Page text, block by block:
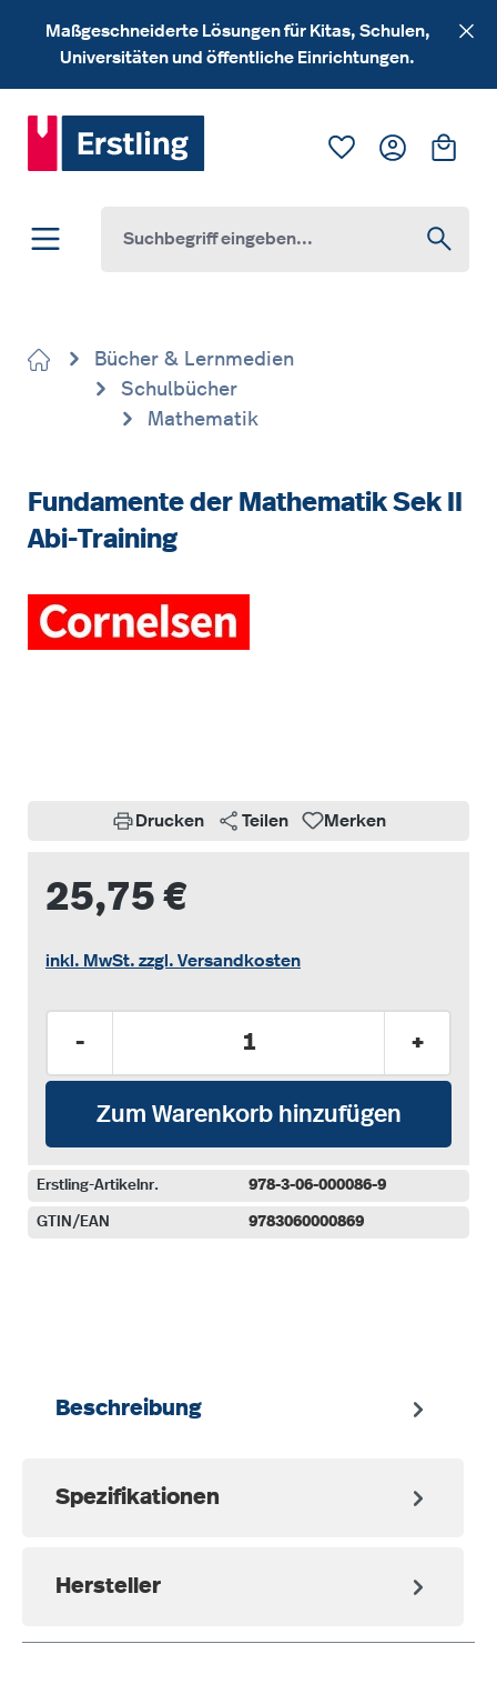
Zum Hauptinhalt springen
Maßgeschneiderte Lösungen für Kitas, Schulen,
Universitäten und öffentliche Einrichtungen.
Du hast 0
Bücher & Lernmedien
Schulbücher
Mathematik
Fundamente der Mathematik Sek II
Abi-Training
Drucken Teilen Merken
25,75 €
inkl. MwSt. zzgl. Versandkosten
- +
Zum Warenkorb hinzufügen
Erstling-Artikelnr. 978-3-06-000086-9
GTIN/EAN 9783060000869
Beschreibung
Spezifikationen
Hersteller